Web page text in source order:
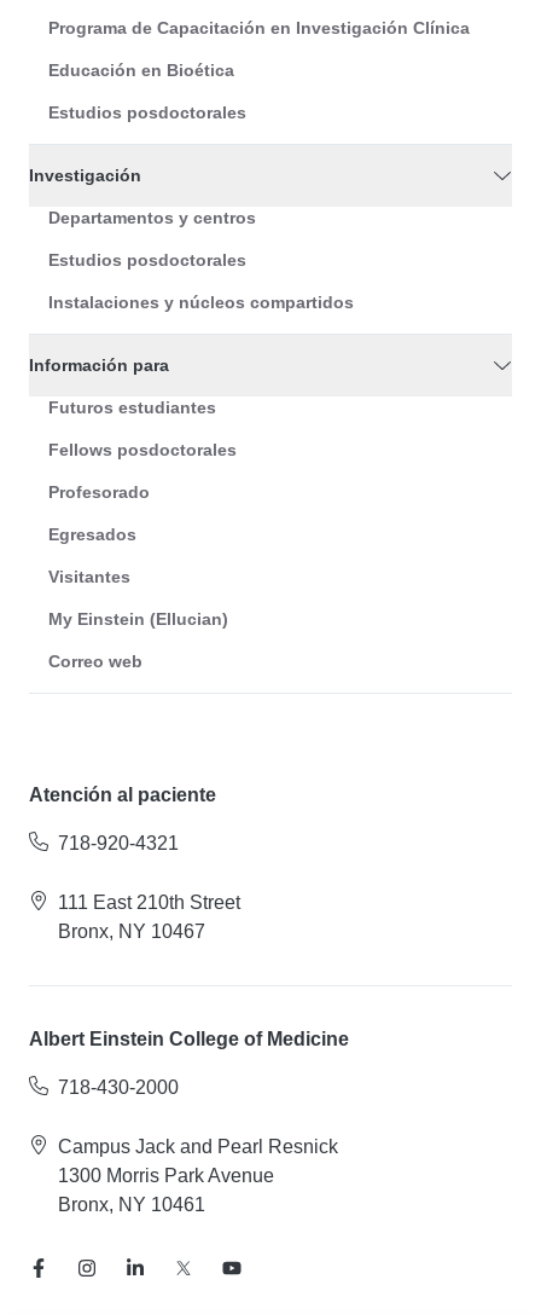
Programa de Capacitación en Investigación Clínica
Educación en Bioética
Estudios posdoctorales
Investigación
Departamentos y centros
Estudios posdoctorales
Instalaciones y núcleos compartidos
Información para
Futuros estudiantes
Fellows posdoctorales
Profesorado
Egresados
Visitantes
My Einstein (Ellucian)
Correo web
Atención al paciente
718-920-4321
111 East 210th Street
Bronx, NY 10467
Albert Einstein College of Medicine
718-430-2000
Campus Jack and Pearl Resnick
1300 Morris Park Avenue
Bronx, NY 10461